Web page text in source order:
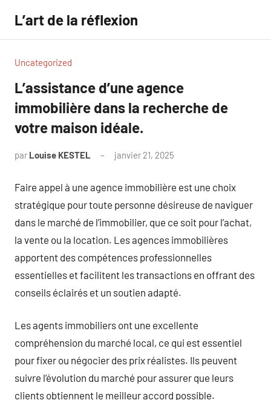
contenu
L’art de la réflexion
Uncategorized
L’assistance d’une agence
immobilière dans la recherche de
votre maison idéale.
par Louise KESTEL janvier 21, 2025
Faire appel à une agence immobilière est une choix
stratégique pour toute personne désireuse de naviguer
dans le marché de l’immobilier, que ce soit pour l’achat,
la vente ou la location. Les agences immobilières
apportent des compétences professionnelles
essentielles et facilitent les transactions en offrant des
conseils éclairés et un soutien adapté.
Les agents immobiliers ont une excellente
compréhension du marché local, ce qui est essentiel
pour fixer ou négocier des prix réalistes. Ils peuvent
suivre l’évolution du marché pour assurer que leurs
clients obtiennent le meilleur accord possible.